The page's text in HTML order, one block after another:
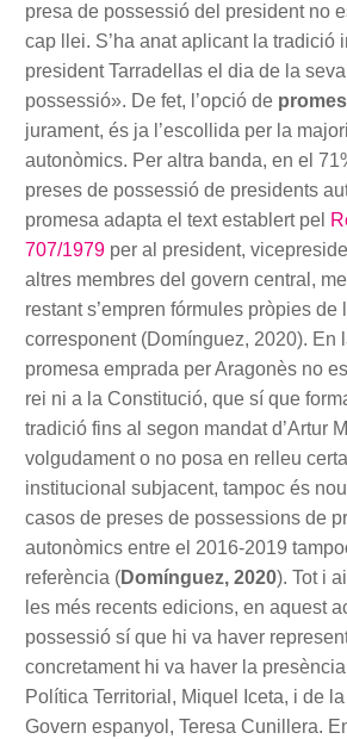
presa de possessió del president no
cap llei. S’ha anat aplicant la tradició
president Tarradellas el dia de la
possessió». De fet, l’opció de
jurament, és ja l’escollida per la
autonòmics. Per altra banda, en el
preses de possessió de presidents
promesa adapta el text establert pel
707/1979 per al president,
altres membres del govern central,
restant s’empren fórmules pròpies de
corresponent (Domínguez, 2020). En
promesa emprada per Aragonès no
rei ni a la Constitució, que sí que
tradició fins al segon mandat d’Artur
volgudament o no posa en relleu
institucional subjacent, tampoc és
casos de preses de possessions de
autonòmics entre el 2016-2019
referència (Domínguez, 2020). Tot i
les més recents edicions, en aquest
possessió sí que hi va haver
concretament hi va haver la
Política Territorial, Miquel Iceta, i de
Govern espanyol, Teresa Cunillera.